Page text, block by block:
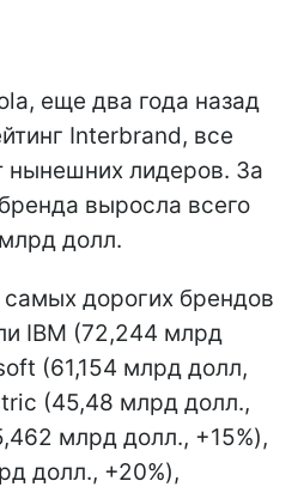
еще два года назад
Interbrand, все
нынешних лидеров. За
выросла всего
долл.
дорогих брендов
IBM (72,244 млрд
(61,154 млрд долл,
(45,48 млрд долл.,
млрд долл., +15%),
долл., +20%),